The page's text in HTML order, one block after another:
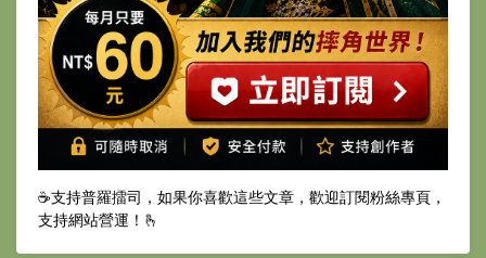
☕️支持普羅擂司，如果你喜歡這些文章，歡迎訂閱粉絲專頁，
支持網站營運！🫰